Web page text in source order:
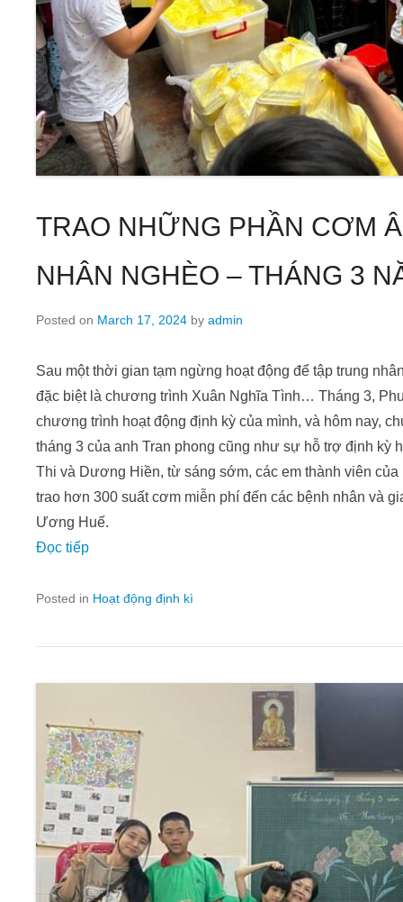
TRAO NHỮNG PHẦN CƠM
NHÂN NGHÈO – THÁNG 3
Posted on March 17, 2024 by admin
Sau một thời gian tạm ngừng hoạt động để tập trung
đặc biệt là chương trình Xuân Nghĩa Tình… Tháng 3,
chương trình hoạt động định kỳ của mình, và hôm nay,
tháng 3 của anh Tran phong cũng như sự hỗ trợ định kỳ
Thi và Dương Hiền, từ sáng sớm, các em thành viên của
trao hơn 300 suất cơm miễn phí đến các bệnh nhân và
Ương Huế.
Đọc tiếp
Posted in Hoạt động định kì